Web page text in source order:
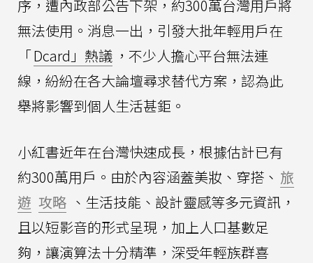
序，遭內政部公告下架，約300萬台灣用戶將
無法使用。消息一出，引發大批年輕用戶在
「Dcard」熱議 ，不少人擔心平台無法連
線，紛紛在各大論壇尋求替代方案，認為此
舉將影響到個人生活甚鉅。
小紅書近年在台灣快速成長，根據估計已有
約300萬用戶。由於內容涵蓋美妝、穿搭、 旅
遊 攻略 、生活技能、設計靈感等多元資訊，
且以短影音的形式呈現，加上人口基數足
夠，讓演算法十分精準，深受年輕族群喜